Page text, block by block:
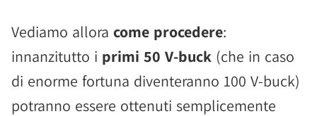
Vediamo allora come procedere:
innanzitutto i primi 50 V-buck (che in caso
di enorme fortuna diventeranno 100 V-buck)
potranno essere ottenuti semplicemente